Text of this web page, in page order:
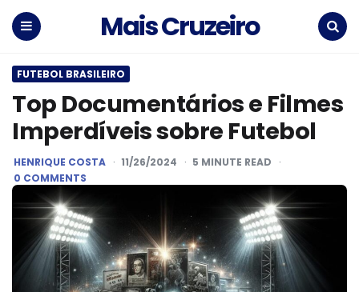
Mais Cruzeiro
FUTEBOL BRASILEIRO
Top Documentários e Filmes
Imperdíveis sobre Futebol
POSTED
BY
HENRIQUE COSTA 11/26/2024 5 MINUTE READ
0 COMMENTS